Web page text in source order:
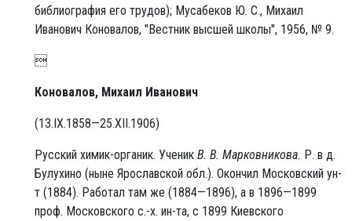
библиография его трудов); Мусабеков Ю. С., Михаил
Иванович Коновалов, "Вестник высшей школы", 1956, № 9.

Коновалов, Михаил Иванович
(13.IX.1858—25.XII.1906)
Русский химик-органик. Ученик В. В. Марковникова. Р. в д.
Булухино (ныне Ярославской обл.). Окончил Московский ун-
т (1884). Работал там же (1884—1896), а в 1896—1899
проф. Московского с.-х. ин-та, с 1899 Киевского